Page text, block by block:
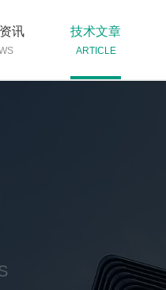
讯 技术文章
ARTICLE